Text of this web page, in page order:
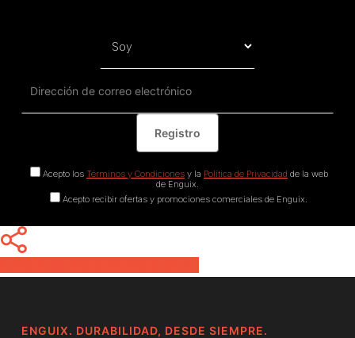
Acepto los Términos y Condicionesy la Política de Privacidad de la web
de Enguix.
Acepto recibir ofertas y promociones comerciales de Enguix.
ENGUIX. DURABILIDAD, DESDE SIEMPRE.